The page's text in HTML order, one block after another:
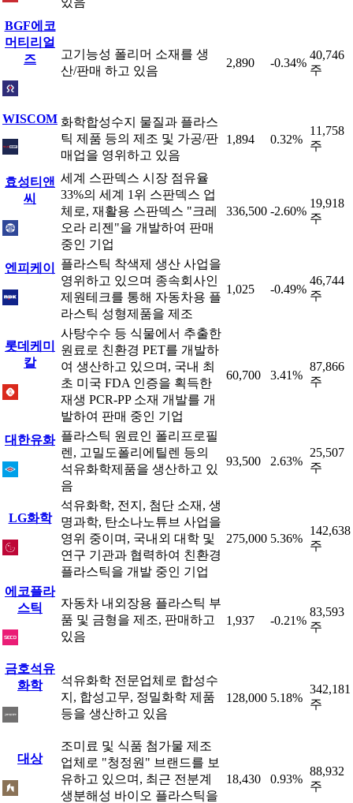
BGF에코
머티리얼
즈
고기능성 폴리머 소재를 생
산/판매 하고 있음
2,890 -0.34%
40,746
주
WISCOM 화학합성수지 물질과 플라스
틱 제품 등의 제조 및 가공/판
매업을 영위하고 있음
1,894 0.32%
11,758
주
효성티앤
씨
세계 스판덱스 시장 점유율
33%의 세계 1위 스판덱스 업
체로, 재활용 스판덱스 "크레
오라 리젠"을 개발하여 판매
중인 기업
336,500 -2.60%
19,918
주
엔피케이
플라스틱 착색제 생산 사업을
영위하고 있으며 종속회사인
제원테크를 통해 자동차용 플
라스틱 성형제품을 제조
1,025 -0.49%
46,744
주
롯데케미
칼
사탕수수 등 식물에서 추출한
원료로 친환경 PET를 개발하
여 생산하고 있으며, 국내 최
초 미국 FDA 인증을 획득한
재생 PCR-PP 소재 개발를 개
발하여 판매 중인 기업
60,700 3.41%
87,866
주
대한유화 플라스틱 원료인 폴리프로필
렌, 고밀도폴리에틸렌 등의
석유화학제품을 생산하고 있
음
93,500 2.63%
25,507
주
LG화학
석유화학, 전지, 첨단 소재, 생
명과학, 탄소나노튜브 사업을
영위 중이며, 국내외 대학 및
연구 기관과 협력하여 친환경
플라스틱을 개발 중인 기업
275,000 5.36%
142,638
주
에코플라
스틱
자동차 내외장용 플라스틱 부
품 및 금형을 제조, 판매하고
있음
1,937 -0.21%
83,593
주
금호석유
화학
석유화학 전문업체로 합성수
지, 합성고무, 정밀화학 제품
등을 생산하고 있음
128,000 5.18%
342,181
주
대상
조미료 및 식품 첨가물 제조
업체로 "청정원" 브랜드를 보
유하고 있으며, 최근 전분계
생분해성 바이오 플라스틱을
18,430 0.93%
88,932
주